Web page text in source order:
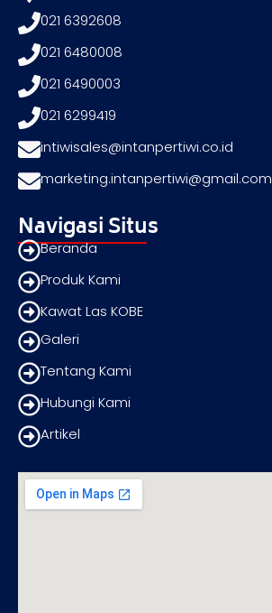
021 6392608
021 6480008
021 6490003
021 6299419
intiwisales@intanpertiwi.co.id
marketing.intanpertiwi@gmail.com
Navigasi Situs
Beranda
Produk Kami
Kawat Las KOBE
Galeri
Tentang Kami
Hubungi Kami
Artikel